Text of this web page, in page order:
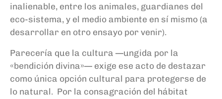
inalienable, entre los animales, guardianes del
eco-sistema, y el medio ambiente en sí mismo (a
desarrollar en otro ensayo por venir).
Parecería que la cultura —ungida por la
«bendición divina»— exige ese acto de destazar
como única opción cultural para protegerse de
lo natural. Por la consagración del hábitat